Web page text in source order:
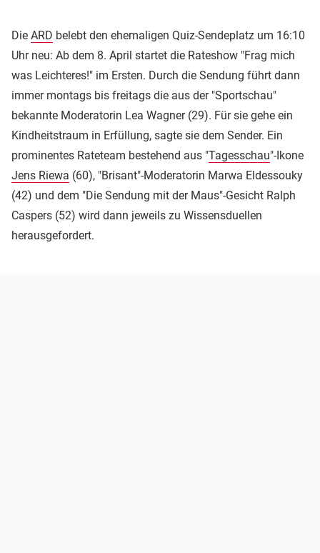
Die ARD belebt den ehemaligen Quiz-Sendeplatz um 16:10
Uhr neu: Ab dem 8. April startet die Rateshow "Frag mich
was Leichteres!" im Ersten. Durch die Sendung führt dann
immer montags bis freitags die aus der "Sportschau"
bekannte Moderatorin Lea Wagner (29). Für sie gehe ein
Kindheitstraum in Erfüllung, sagte sie dem Sender. Ein
prominentes Rateteam bestehend aus "Tagesschau"-Ikone
Jens Riewa (60), "Brisant"-Moderatorin Marwa Eldessouky
(42) und dem "Die Sendung mit der Maus"-Gesicht Ralph
Caspers (52) wird dann jeweils zu Wissensduellen
herausgefordert.